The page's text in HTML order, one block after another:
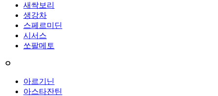
새싹보리
생강차
스페르미딘
시서스
쏘팔메토
ㅇ
아르기닌
아스타잔틴